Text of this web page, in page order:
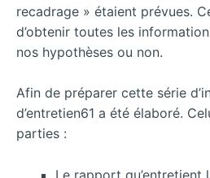
recadrage » étaient prévues.
d’obtenir toutes les
nos hypothèses ou non.
Afin de préparer cette série
d’entretien61 a été élaboré.
parties :
Le rapport qu’entretient